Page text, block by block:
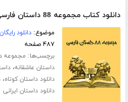
دانلود کتاب مجموعه 88 داستان فارسی
موضوع:دانلود
۴۸۷ صفحه
برچسب‌ها: مجموعه
داستان عاشقانه،
دانلود داستان کوتاه،
دانلود داستان ایرانی